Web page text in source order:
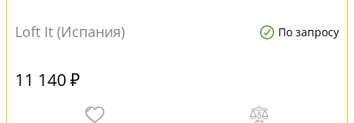
Loft It (Испания) По запросу
11 140 ₽